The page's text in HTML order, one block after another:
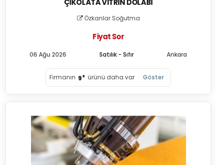
ÇIKOLATA VITRIN DOLABI
Özkanlar Soğutma
Fiyat Sor
Satılık - Sıfır
06 Ağu 2026 Ankara
Firmanın 9+ ürünü daha var Göster